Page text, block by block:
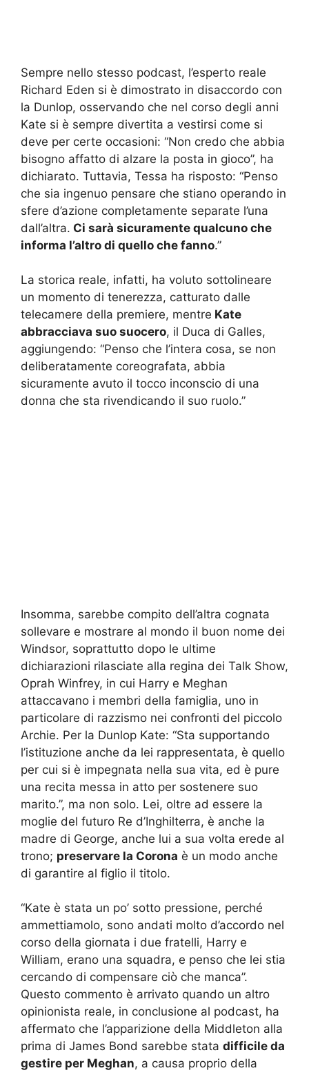
Sempre nello stesso podcast, l’esperto reale
Richard Eden si è dimostrato in disaccordo con
la Dunlop, osservando che nel corso degli anni
Kate si è sempre divertita a vestirsi come si
deve per certe occasioni: “Non credo che abbia
bisogno affatto di alzare la posta in gioco”, ha
dichiarato. Tuttavia, Tessa ha risposto: “Penso
che sia ingenuo pensare che stiano operando in
sfere d’azione completamente separate l’una
dall’altra. Ci sarà sicuramente qualcuno che
informa l’altro di quello che fanno.”
La storica reale, infatti, ha voluto sottolineare
un momento di tenerezza, catturato dalle
telecamere della premiere, mentre Kate
abbracciava suo suocero, il Duca di Galles,
aggiungendo: “Penso che l’intera cosa, se non
deliberatamente coreografata, abbia
sicuramente avuto il tocco inconscio di una
donna che sta rivendicando il suo ruolo.”
Insomma, sarebbe compito dell’altra cognata
sollevare e mostrare al mondo il buon nome dei
Windsor, soprattutto dopo le ultime
dichiarazioni rilasciate alla regina dei Talk Show,
Oprah Winfrey, in cui Harry e Meghan
attaccavano i membri della famiglia, uno in
particolare di razzismo nei confronti del piccolo
Archie. Per la Dunlop Kate: “Sta supportando
l’istituzione anche da lei rappresentata, è quello
per cui si è impegnata nella sua vita, ed è pure
una recita messa in atto per sostenere suo
marito.”, ma non solo. Lei, oltre ad essere la
moglie del futuro Re d’Inghilterra, è anche la
madre di George, anche lui a sua volta erede al
trono; preservare la Corona è un modo anche
di garantire al figlio il titolo.
“Kate è stata un po’ sotto pressione, perché
ammettiamolo, sono andati molto d’accordo nel
corso della giornata i due fratelli, Harry e
William, erano una squadra, e penso che lei stia
cercando di compensare ciò che manca”.
Questo commento è arrivato quando un altro
opinionista reale, in conclusione al podcast, ha
affermato che l’apparizione della Middleton alla
prima di James Bond sarebbe stata difficile da
gestire per Meghan, a causa proprio della